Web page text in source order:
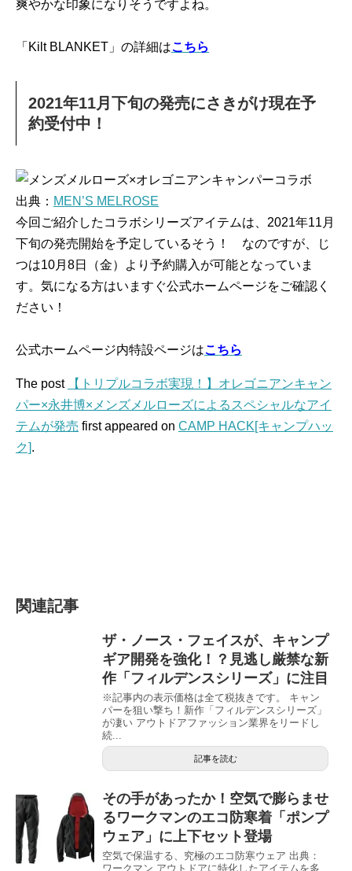
爽やかな印象になりそうですよね。
「Kilt BLANKET」の詳細はこちら
2021年11月下旬の発売にさきがけ現在予
約受付中！
出典： MEN’S MELROSE
今回ご紹介したコラボシリーズアイテムは、2021年11月
下旬の発売開始を予定しているそう！ なのですが、じ
つは10月8日（金）より予約購入が可能となっていま
す。気になる方はいますぐ公式ホームページをご確認く
ださい！
公式ホームページ内特設ページはこちら
The post
【トリプルコラボ実現！】オレゴニアンキャン
パー×永井博×メンズメルローズによるスペシャルなアイ
テムが発売 first appeared on CAMP HACK[キャンプハッ
ク].
関連記事
ザ・ノース・フェイスが、キャンプ
ギア開発を強化！？見逃し厳禁な新
作「フィルデンスシリーズ」に注目
※記事内の表示価格は全て税抜きです。 キャン
パーを狙い撃ち！新作「フィルデンスシリーズ」
が凄い アウトドアファッション業界をリードし
続...
記事を読む
その手があったか！空気で膨らませ
るワークマンのエコ防寒着「ポンプ
ウェア」に上下セット登場
空気で保温する、究極のエコ防寒ウェア 出典：
ワークマン アウトドアに特化したアイテムを多